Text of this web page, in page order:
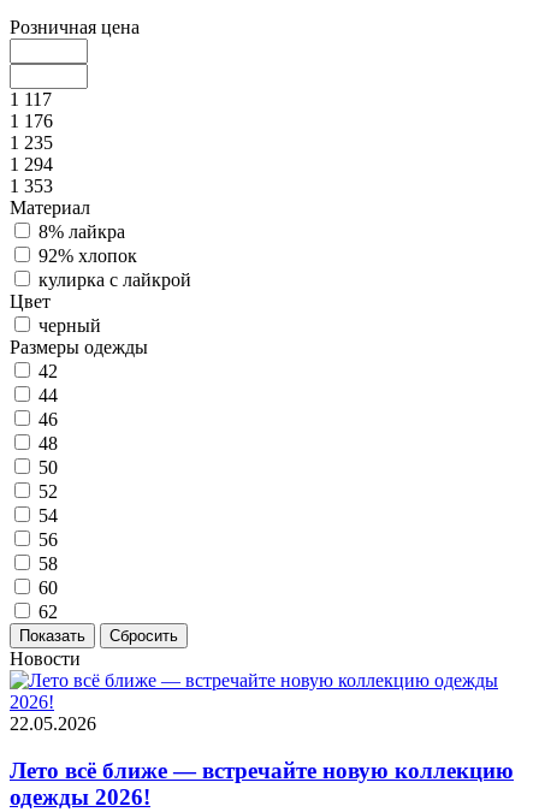
Розничная цена
1 117
1 176
1 235
1 294
1 353
Материал
8% лайкра
92% хлопок
кулирка с лайкрой
Цвет
черный
Размеры одежды
42
44
46
48
50
52
54
56
58
60
62
Новости
22.05.2026
Лето всё ближе — встречайте новую коллекцию
одежды 2026!